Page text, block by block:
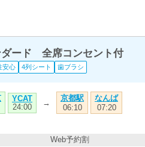
ード 全席コンセント付
安心 4列シート 歯ブラシ
YCAT
24:00
→
京都駅
06:10
なんば
07:20
Web予約割